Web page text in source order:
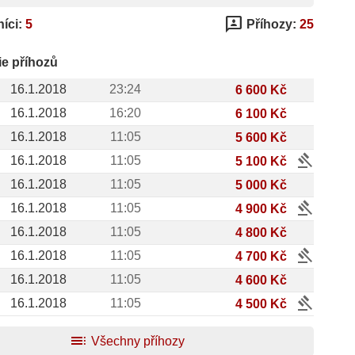
5 3p Příhozy: 25
příhozů
16.1.2018
23:24
6 600 Kč
16.1.2018
16:20
6 100 Kč
16.1.2018
11:05
5 600 Kč
16.1.2018
11:05 5 100 Kč gavel
16.1.2018 11:05
5 000 Kč
16.1.2018
11:05 4 900 Kč gavel
16.1.2018 11:05
4 800 Kč
16.1.2018
11:05 4 700 Kč gavel
16.1.2018 11:05
4 600 Kč
16.1.2018
11:05 4 500 Kč
gavel
toc Všechny příhozy